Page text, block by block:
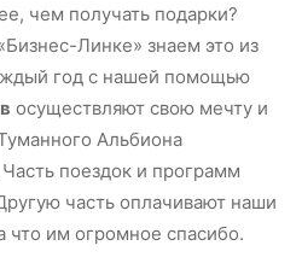
чем получать подарки?
Линке» знаем это из
год с нашей помощью
осуществляют свою мечту и
Альбиона
поездок и программ
часть оплачивают наши
что им огромное спасибо.